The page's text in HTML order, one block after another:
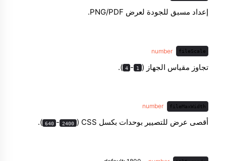
إعداد مسبق للجودة لعرض PNG/PDF.
fileScale
number
تجاوز مقياس الجهاز ( 1
-
4
).
fileMaxWidth
number
أقصى عرض للتصيير بوحدات بكسل CSS ‏( 640 - 2400
).